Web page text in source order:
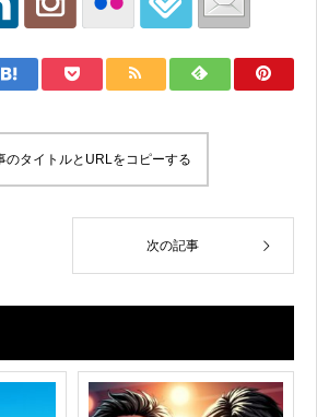
のタイトルとURLをコピーする
次の記事